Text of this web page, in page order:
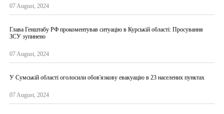
07 August, 2024
Глава Генштабу РФ прокоментував ситуацію в Курській області: Просування
ЗСУ зупинено
07 August, 2024
У Сумській області оголосили обов'язкову евакуацію в 23 населених пунктах
07 August, 2024